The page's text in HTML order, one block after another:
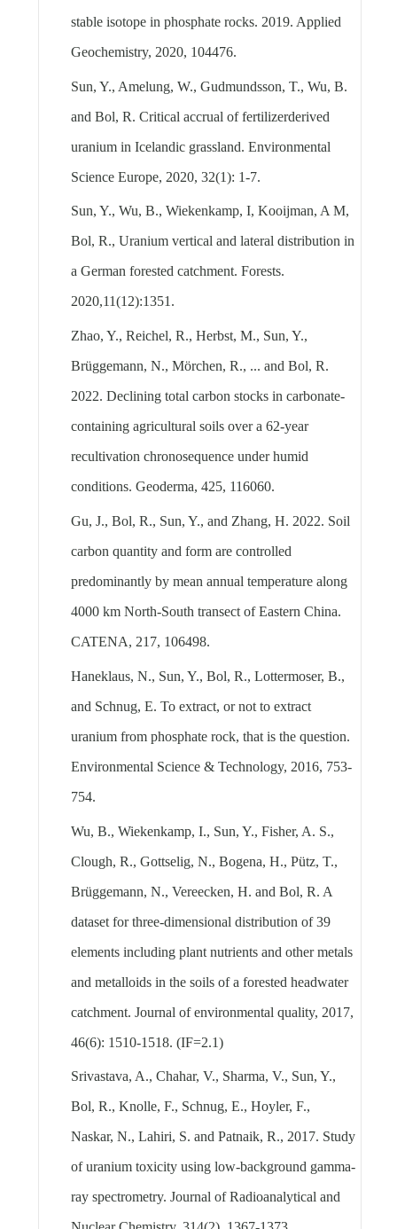
stable isotope in phosphate rocks. 2019. Applied
Geochemistry, 2020, 104476.
Sun, Y., Amelung, W., Gudmundsson, T., Wu, B.
and Bol, R. Critical accrual of fertilizerderived
uranium in Icelandic grassland. Environmental
Science Europe, 2020, 32(1): 1-7.
Sun, Y., Wu, B., Wiekenkamp, I, Kooijman, A M,
Bol, R., Uranium vertical and lateral distribution in
a German forested catchment. Forests.
2020,11(12):1351.
Zhao, Y., Reichel, R., Herbst, M., Sun, Y.,
Brüggemann, N., Mörchen, R., ... and Bol, R.
2022. Declining total carbon stocks in carbonate-
containing agricultural soils over a 62-year
recultivation chronosequence under humid
conditions. Geoderma, 425, 116060.
Gu, J., Bol, R., Sun, Y., and Zhang, H. 2022. Soil
carbon quantity and form are controlled
predominantly by mean annual temperature along
4000 km North-South transect of Eastern China.
CATENA, 217, 106498.
Haneklaus, N., Sun, Y., Bol, R., Lottermoser, B.,
and Schnug, E. To extract, or not to extract
uranium from phosphate rock, that is the question.
Environmental Science & Technology, 2016, 753-
754.
Wu, B., Wiekenkamp, I., Sun, Y., Fisher, A. S.,
Clough, R., Gottselig, N., Bogena, H., Pütz, T.,
Brüggemann, N., Vereecken, H. and Bol, R. A
dataset for three-dimensional distribution of 39
elements including plant nutrients and other metals
and metalloids in the soils of a forested headwater
catchment. Journal of environmental quality, 2017,
46(6): 1510-1518. (IF=2.1)
Srivastava, A., Chahar, V., Sharma, V., Sun, Y.,
Bol, R., Knolle, F., Schnug, E., Hoyler, F.,
Naskar, N., Lahiri, S. and Patnaik, R., 2017. Study
of uranium toxicity using low-background gamma-
ray spectrometry. Journal of Radioanalytical and